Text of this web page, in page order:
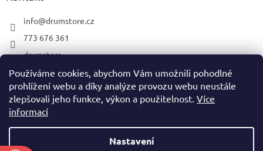
Používáme cookies, abychom Vám umožnili pohodlné
prohlížení webu a díky analýze provozu webu neustále
zlepšovali jeho funkce, výkon a použitelnost. Více
informací
Nastavení
info@drumstore.cz
773 676 361
drumstore
drumstore.cz
https://www.youtube.com/@DRUMSTOREPRAGUE
Vytvořil Shoptet